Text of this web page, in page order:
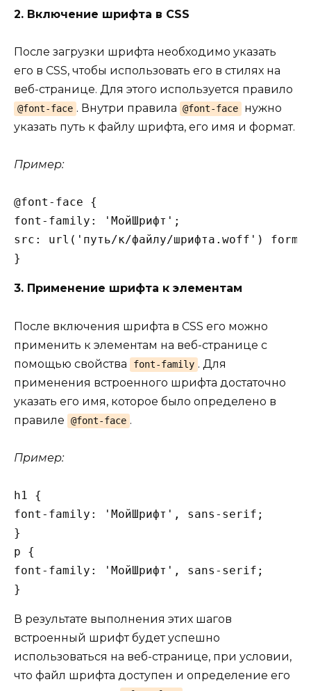
2. Включение шрифта в CSS
После загрузки шрифта необходимо указать
его в CSS, чтобы использовать его в стилях на
веб-странице. Для этого используется правило
@font-face . Внутри правила @font-face
нужно
указать путь к файлу шрифта, его имя и формат.
Пример:
@font-face {
font-family: 'МойШрифт';
src: url('путь/к/файлу/шрифта.woff')
3. Применение шрифта к элементам
После включения шрифта в CSS его можно
применить к элементам на веб-странице с
помощью свойства
font-family . Для
применения встроенного шрифта достаточно
указать его имя, которое было определено в
правиле
@font-face .
Пример:
h1 {
font-family: 'МойШрифт', sans-serif;
}
p {
font-family: 'МойШрифт', sans-serif;
В результате выполнения этих шагов
встроенный шрифт будет успешно
использоваться на веб-странице, при условии,
что файл шрифта доступен и определение его